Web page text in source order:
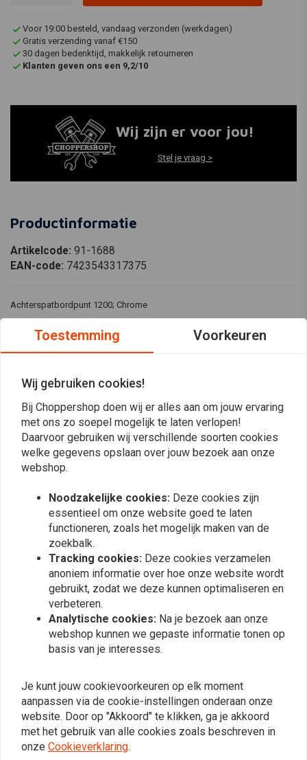
Voor 19:00 besteld, vandaag verzonden (werkdagen)
Gratis verzending vanaf €150
30 dagen bedenktijd, makkelijk retourneren
Klanten geven ons een 9,2/10
Wij zijn er voor jou!
Stel je vraag >
Productinformatie
Artikelcode: 91-1688
EAN-code: 7423543317375
Achterspatbordpunt 1200; Chrome
(0 beoordelingen)
Plaats ook een review
Vergelijkbare producten
Toestemming Voorkeuren
Wij gebruiken cookies!
Bij Choppershop doen wij er alles aan om jouw ervaring
met ons zo soepel mogelijk te laten verlopen!
Daarvoor gebruiken wij verschillende soorten cookies
welke gegevens opslaan over jouw bezoek aan onze
webshop.
Noodzakelijke cookies: Deze cookies zijn
essentieel om onze website goed te laten
functioneren, zoals het mogelijk maken van de
zoekbalk.
Tracking cookies: Deze cookies verzamelen
anoniem informatie over hoe onze website wordt
gebruikt, zodat we deze kunnen optimaliseren en
verbeteren.
Analytische cookies: Na je bezoek aan onze
webshop kunnen we gepaste informatie tonen op
basis van je interesses.
Je kunt jouw cookievoorkeuren op elk moment
aanpassen via de cookie-instellingen onderaan onze
website. Door op "Akkoord" te klikken, ga je akkoord
met het gebruik van alle cookies zoals beschreven in
onze Cookieverklaring.